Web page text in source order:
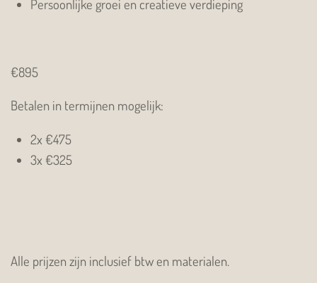
Persoonlijke groei en creatieve verdieping
€895
Betalen in termijnen mogelijk:
2x €475
3x €325
Alle prijzen zijn inclusief btw en materialen.